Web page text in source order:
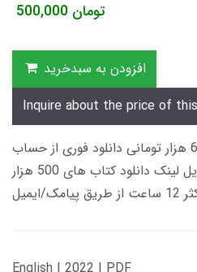
500,000 تومان
افزودن به سبدخرید
Inquire about the price of
زمان تحویل کتاب های 600 هزار تومانی دانلود فوری از حساب
کاربری می باشد، و زمان تحویل لینک دانلود کتاب های 500 هزار